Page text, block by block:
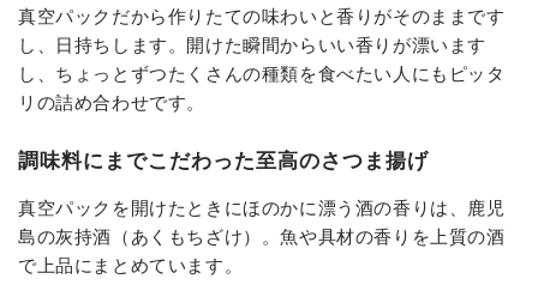
真空パックだから作りたての味わいと香りがそのままです
し、日持ちします。開けた瞬間からいい香りが漂います
し、ちょっとずつたくさんの種類を食べたい人にもピッタ
リの詰め合わせです。
調味料にまでこだわった至高のさつま揚げ
真空パックを開けたときにほのかに漂う酒の香りは、鹿児
島の灰持酒（あくもちざけ）。魚や具材の香りを上質の酒
で上品にまとめています。